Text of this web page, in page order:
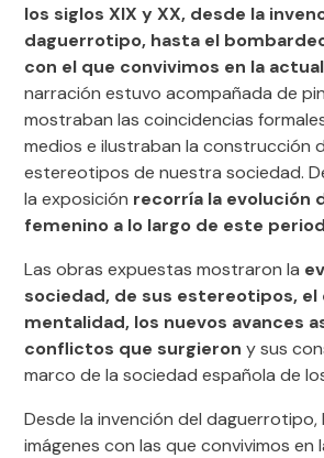
los siglos XIX y XX, desde la
daguerrotipo, hasta el
con el que convivimos en la
narración estuvo acompañada de
mostraban las coincidencias
medios e ilustraban la construcción
estereotipos de nuestra sociedad.
la exposición recorría la evolución
femenino a lo largo de este
Las obras expuestas mostraron la
sociedad, de sus estereotipos, el
mentalidad, los nuevos avances
conflictos que surgieron y sus
marco de la sociedad española de
Desde la invención del daguerrotipo,
imágenes con las que convivimos en